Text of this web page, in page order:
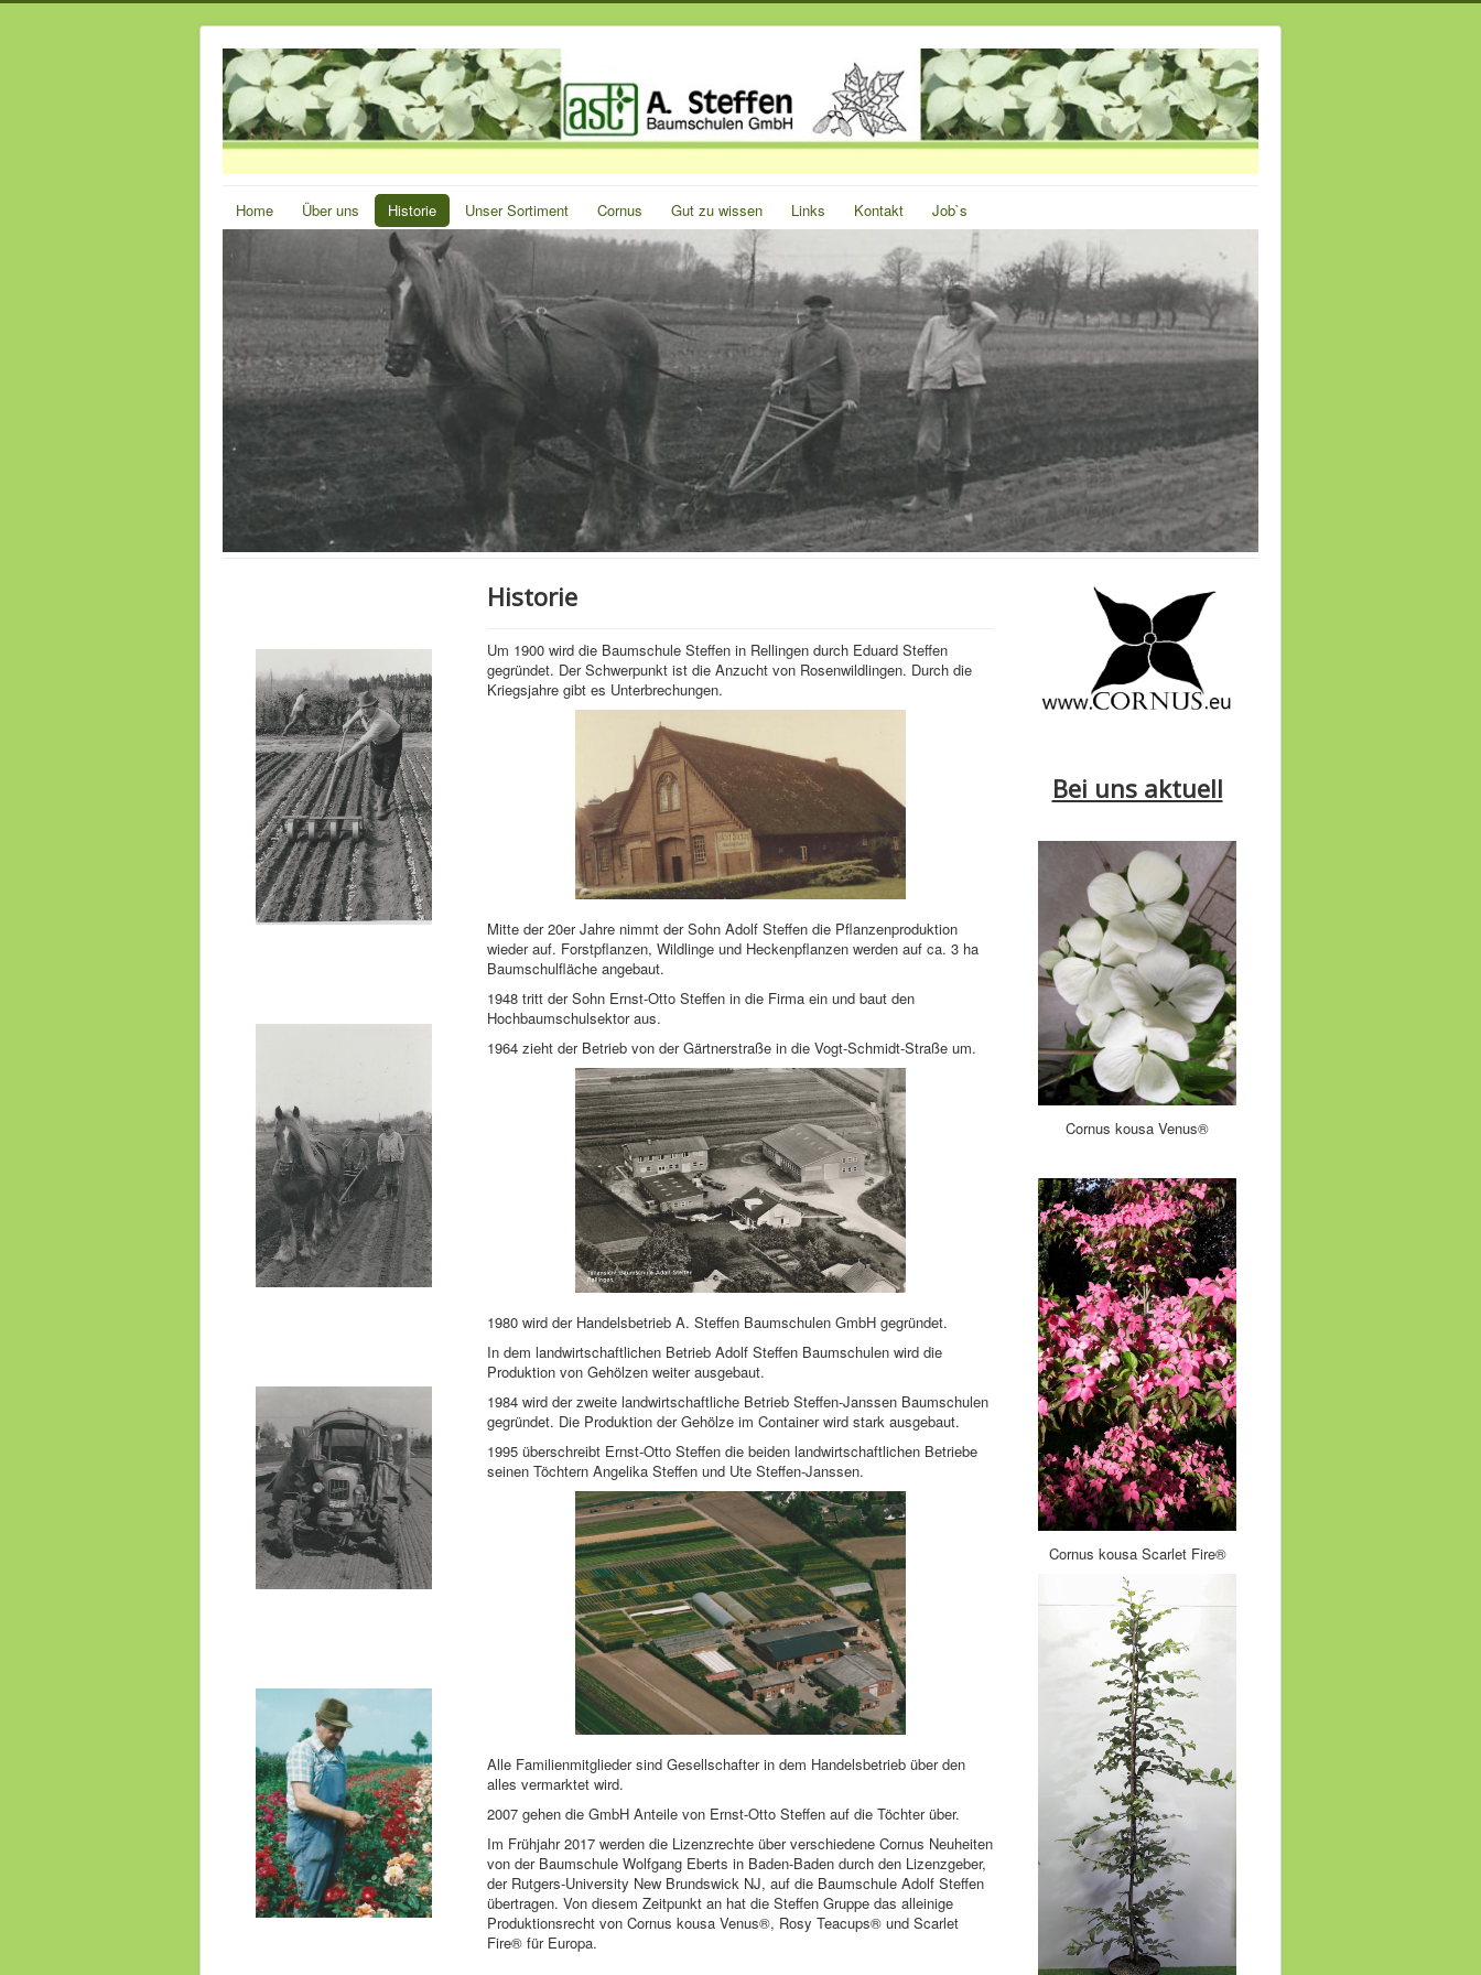
Home Über uns Historie Unser Sortiment Cornus Gut zu wissen Links Kontakt Job`s
Historie
Um 1900 wird die Baumschule Steffen in Rellingen durch Eduard Steffen
gegründet. Der Schwerpunkt ist die Anzucht von Rosenwildlingen. Durch die
Kriegsjahre gibt es Unterbrechungen.
Mitte der 20er Jahre nimmt der Sohn Adolf Steffen die Pflanzenproduktion
wieder auf. Forstpflanzen, Wildlinge und Heckenpflanzen werden auf ca. 3 ha
Baumschulfläche angebaut.
1948 tritt der Sohn Ernst-Otto Steffen in die Firma ein und baut den
Hochbaumschulsektor aus.
1964 zieht der Betrieb von der Gärtnerstraße in die Vogt-Schmidt-Straße um.
1980 wird der Handelsbetrieb A. Steffen Baumschulen GmbH gegründet.
In dem landwirtschaftlichen Betrieb Adolf Steffen Baumschulen wird die
Produktion von Gehölzen weiter ausgebaut.
1984 wird der zweite landwirtschaftliche Betrieb Steffen-Janssen Baumschulen
gegründet. Die Produktion der Gehölze im Container wird stark ausgebaut.
1995 überschreibt Ernst-Otto Steffen die beiden landwirtschaftlichen Betriebe
seinen Töchtern Angelika Steffen und Ute Steffen-Janssen.
Alle Familienmitglieder sind Gesellschafter in dem Handelsbetrieb über den
alles vermarktet wird.
2007 gehen die GmbH Anteile von Ernst-Otto Steffen auf die Töchter über.
Im Frühjahr 2017 werden die Lizenzrechte über verschiedene Cornus Neuheiten
von der Baumschule Wolfgang Eberts in Baden-Baden durch den Lizenzgeber,
der Rutgers-University New Brundswick NJ, auf die Baumschule Adolf Steffen
übertragen. Von diesem Zeitpunkt an hat die Steffen Gruppe das alleinige
Produktionsrecht von Cornus kousa Venus®, Rosy Teacups® und Scarlet
Fire® für Europa.
Bei uns aktuell
Cornus kousa Venus®
Cornus kousa Scarlet Fire®